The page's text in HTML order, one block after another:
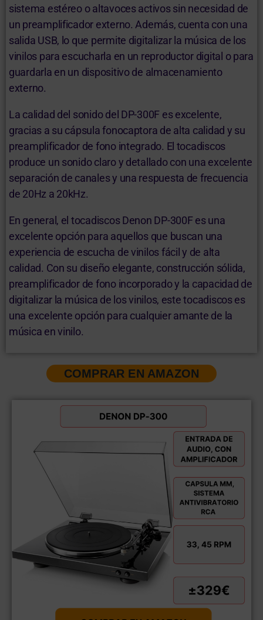
sistema estéreo o altavoces activos sin necesidad de
un preamplificador externo. Además, cuenta con una
salida USB, lo que permite digitalizar la música de los
vinilos para escucharla en un reproductor digital o para
guardarla en un dispositivo de almacenamiento
externo.
La calidad del sonido del DP-300F es excelente,
gracias a su cápsula fonocaptora de alta calidad y su
preamplificador de fono integrado. El tocadiscos
produce un sonido claro y detallado con una excelente
separación de canales y una respuesta de frecuencia
de 20Hz a 20kHz.
En general, el tocadiscos Denon DP-300F es una
excelente opción para aquellos que buscan una
experiencia de escucha de vinilos fácil y de alta
calidad. Con su diseño elegante, construcción sólida,
preamplificador de fono incorporado y la capacidad de
digitalizar la música de los vinilos, este tocadiscos es
una excelente opción para cualquier amante de la
música en vinilo.
COMPRAR EN AMAZON